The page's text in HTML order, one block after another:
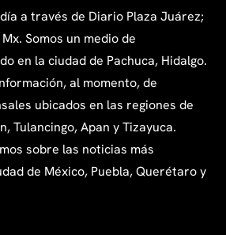
a través de Diario Plaza Juárez;
Somos un medio de
en la ciudad de Pachuca, Hidalgo.
al momento, de
ubicados en las regiones de
Tulancingo, Apan y Tizayuca.
sobre las noticias más
de México, Puebla, Querétaro y